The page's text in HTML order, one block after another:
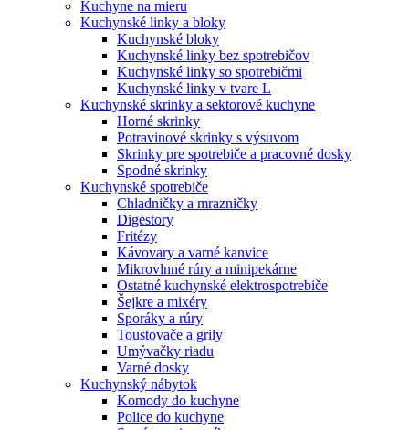
Kuchyne na mieru
Kuchynské linky a bloky
Kuchynské bloky
Kuchynské linky bez spotrebičov
Kuchynské linky so spotrebičmi
Kuchynské linky v tvare L
Kuchynské skrinky a sektorové kuchyne
Horné skrinky
Potravinové skrinky s výsuvom
Skrinky pre spotrebiče a pracovné dosky
Spodné skrinky
Kuchynské spotrebiče
Chladničky a mrazničky
Digestory
Fritézy
Kávovary a varné kanvice
Mikrovlnné rúry a minipekárne
Ostatné kuchynské elektrospotrebiče
Šejkre a mixéry
Sporáky a rúry
Toustovače a grily
Umývačky riadu
Varné dosky
Kuchynský nábytok
Komody do kuchyne
Police do kuchyne